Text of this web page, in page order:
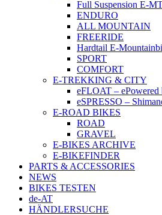
Full Suspension E-
ENDURO
ALL MOUNTAIN
FREERIDE
Hardtail E-
SPORT
COMFORT
E-TREKKING & CITY
eFLOAT – ePowered
eSPRESSO –
E-ROAD BIKES
ROAD
GRAVEL
E-BIKES ARCHIVE
E-BIKEFINDER
PARTS & ACCESSORIES
NEWS
BIKES TESTEN
de-AT
HÄNDLERSUCHE